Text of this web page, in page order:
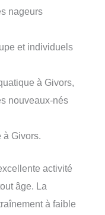
nageurs
et individuels
à Givors,
nouveaux-nés
à Givors.
activité
âge. La
à faible